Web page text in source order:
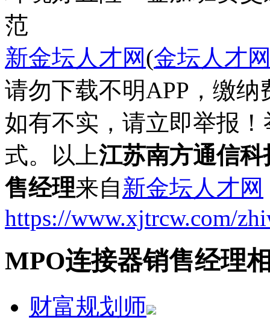
范
新金坛人才网(金坛人才
请勿下载不明APP，缴
如有不实，请立即举报
式。以上江苏南方通信
售经理来自新金坛人才网
https://www.xjtrcw.com/
MPO连接器销售经理
财富规划师